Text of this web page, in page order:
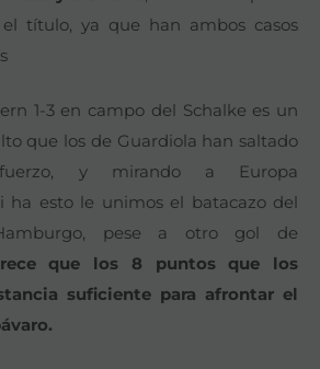
título, ya que han ambos casos
1-3 en campo del Schalke es un
que los de Guardiola han saltado
y mirando a Europa
ha esto le unimos el batacazo del
pese a otro gol de
que los 8 puntos que los
suficiente para afrontar el